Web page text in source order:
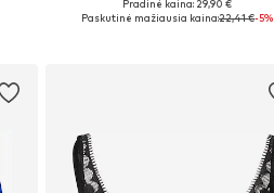
Yra daugybė dydžių
Pradinė kaina: 29,90 €
Paskutinė mažiausia kaina:22,41 €-5%